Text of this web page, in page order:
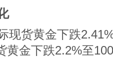
现货黄金下跌
黄金下跌2.2%至